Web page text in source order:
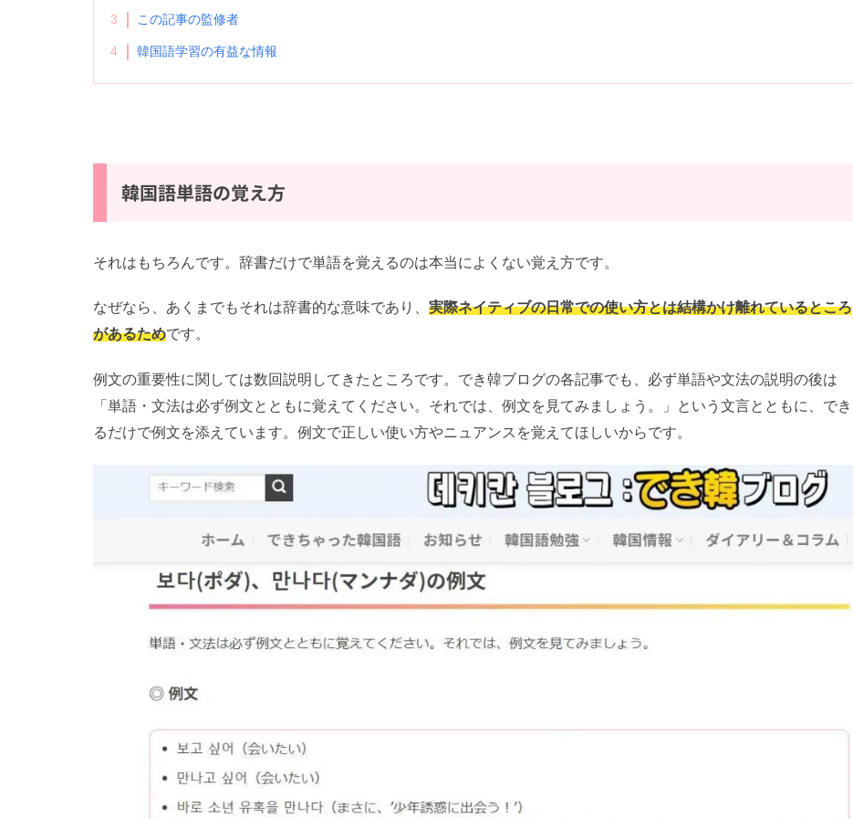
3 この記事の監修者
4 韓国語学習の有益な情報
韓国語単語の覚え方
それはもちろんです。辞書だけで単語を覚えるのは本当によくない覚え方です。
なぜなら、あくまでもそれは辞書的な意味であり、 実際ネイティブの日常での使い方とは結構かけ離れているところ
があるためです。
例文の重要性に関しては数回説明してきたところです。でき韓ブログの各記事でも、必ず単語や文法の説明の後は
「単語・文法は必ず例文とともに覚えてください。それでは、例文を見てみましょう。」という文言とともに、でき
るだけで例文を添えています。例文で正しい使い方やニュアンスを覚えてほしいからです。